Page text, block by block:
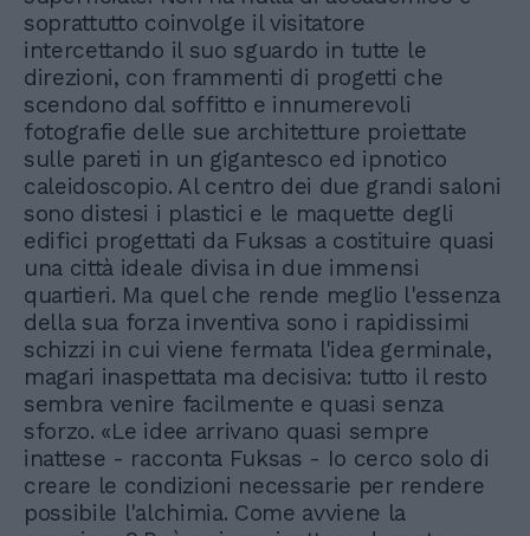
soprattutto coinvolge il visitatore
intercettando il suo sguardo in tutte le
direzioni, con frammenti di progetti che
scendono dal soffitto e innumerevoli
fotografie delle sue architetture proiettate
sulle pareti in un gigantesco ed ipnotico
caleidoscopio. Al centro dei due grandi saloni
sono distesi i plastici e le maquette degli
edifici progettati da Fuksas a costituire quasi
una città ideale divisa in due immensi
quartieri. Ma quel che rende meglio l'essenza
della sua forza inventiva sono i rapidissimi
schizzi in cui viene fermata l'idea germinale,
magari inaspettata ma decisiva: tutto il resto
sembra venire facilmente e quasi senza
sforzo. «Le idee arrivano quasi sempre
inattese - racconta Fuksas - Io cerco solo di
creare le condizioni necessarie per rendere
possibile l'alchimia. Come avviene la